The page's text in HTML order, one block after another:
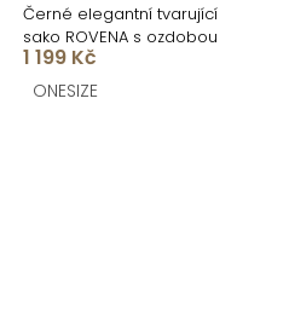
Černé elegantní tvarující
sako ROVENA s ozdobou
1 199 Kč
ONESIZE